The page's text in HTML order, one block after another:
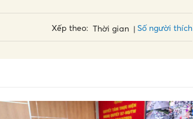
Xếp theo: Thời gian Số người thích